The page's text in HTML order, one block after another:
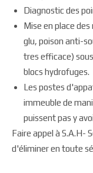
Diagnostic des
Mise en place
glu, poison anti-
tres efficace)
blocs hydrofuges.
Les postes
immeuble de
puissent pas y
Faire appel à S.A.H-
d'éliminer en toute